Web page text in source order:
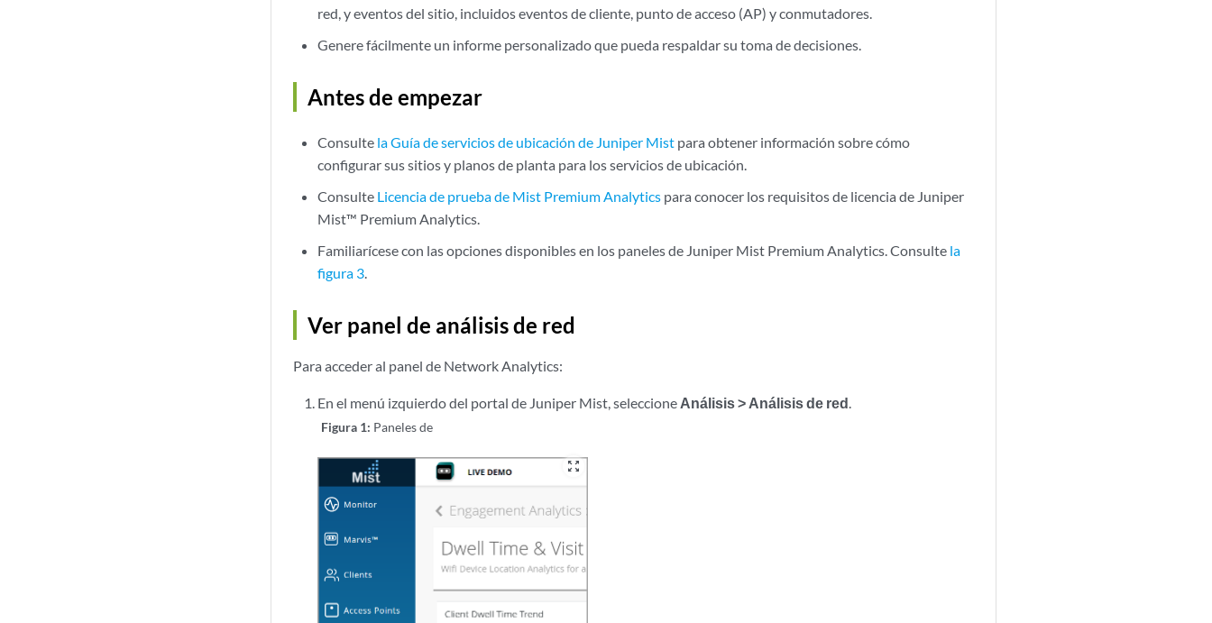
red, y eventos del sitio, incluidos eventos de cliente, punto de acceso (AP) y conmutadores.
Genere fácilmente un informe personalizado que pueda respaldar su toma de decisiones.
Antes de empezar
Consulte la Guía de servicios de ubicación de Juniper Mist para obtener información sobre cómo
configurar sus sitios y planos de planta para los servicios de ubicación.
Consulte Licencia de prueba de Mist Premium Analytics para conocer los requisitos de licencia de Juniper
Mist™ Premium Analytics.
Familiarícese con las opciones disponibles en los paneles de Juniper Mist Premium Analytics. Consulte la
figura 3.
Ver panel de análisis de red
Para acceder al panel de Network Analytics:
En el menú izquierdo del portal de Juniper Mist, seleccione Análisis > Análisis de red.
Figura 1: Paneles de
zoom_out_map